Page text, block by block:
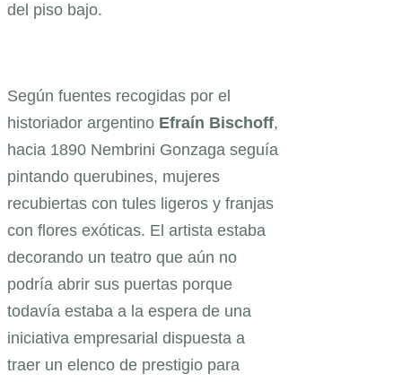
del piso bajo.
Según fuentes recogidas por el
historiador argentino Efraín Bischoff,
hacia 1890 Nembrini Gonzaga seguía
pintando querubines, mujeres
recubiertas con tules ligeros y franjas
con flores exóticas. El artista estaba
decorando un teatro que aún no
podría abrir sus puertas porque
todavía estaba a la espera de una
iniciativa empresarial dispuesta a
traer un elenco de prestigio para